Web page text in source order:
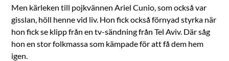
Men kärleken till pojkvännen Ariel Cunio, som också var
gisslan, höll henne vid liv. Hon fick också förnyad styrka när
hon fick se klipp från en tv-sändning från Tel Aviv. Där såg
hon en stor folkmassa som kämpade för att få dem hem
igen.